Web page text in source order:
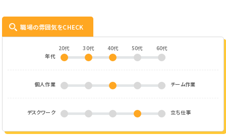
職場の雰囲気をCHECK
年代
20代 30代 40代 50代 60代
個人作業 チーム作業
デスクワーク 立ち仕事